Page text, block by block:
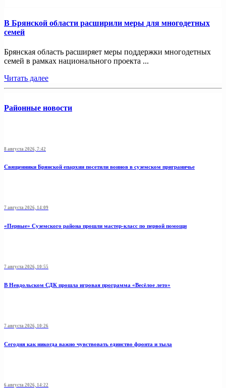
В Брянской области расширили меры для многодетных
семей
Брянская область расширяет меры поддержки многодетных
семей в рамках национального проекта ...
Читать далее
Районные новости
8 августа 2026, 7:42
Священники Брянской епархии посетили воинов в суземском приграничье
7 августа 2026, 14:09
«Первые» Суземского района прошли мастер-класс по первой помощи
7 августа 2026, 10:55
В Невдольском СДК прошла игровая программа «Весёлое лето»
7 августа 2026, 10:26
Сегодня как никогда важно чувствовать единство фронта и тыла
6 августа 2026, 14:22